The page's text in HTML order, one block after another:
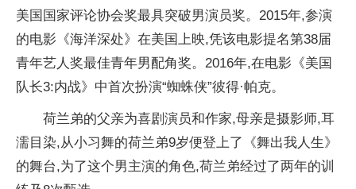
美国国家评论协会奖最具突破男演员奖。2015年,参演
的电影《海洋深处》在美国上映,凭该电影提名第38届
青年艺人奖最佳青年男配角奖。2016年,在电影《美国
队长3:内战》中首次扮演“蜘蛛侠”彼得·帕克。
荷兰弟的父亲为喜剧演员和作家,母亲是摄影师,耳
濡目染,从小习舞的荷兰弟9岁便登上了《舞出我人生》
的舞台,为了这个男主演的角色,荷兰弟经过了两年的训